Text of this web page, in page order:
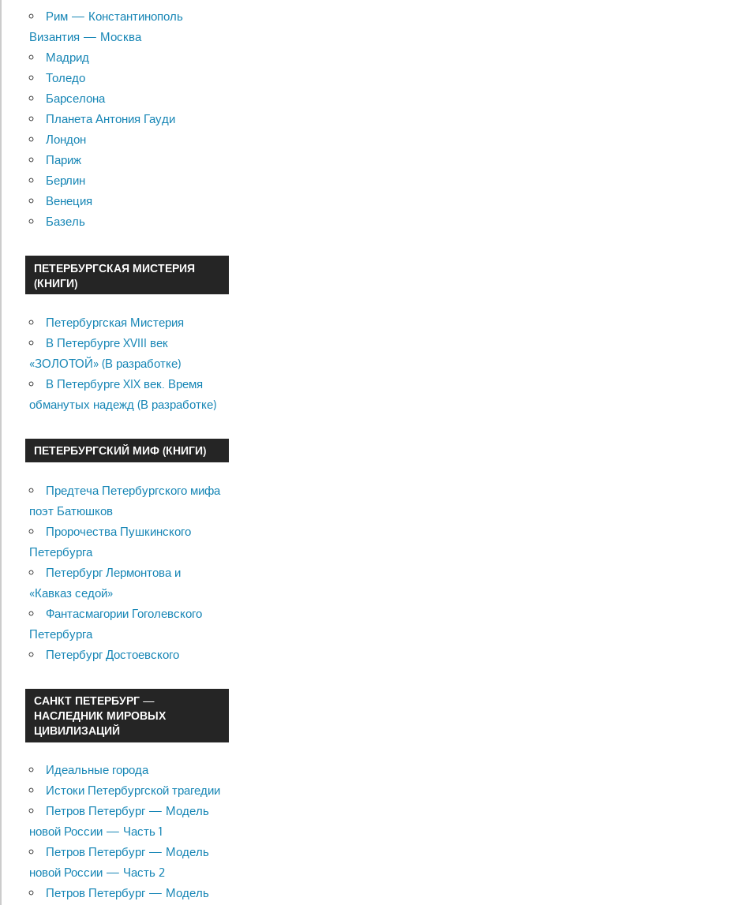
Рим — Константинополь
Византия — Москва
Мадрид
Толедо
Барселона
Планета Антония Гауди
Лондон
Париж
Берлин
Венеция
Базель
ПЕТЕРБУРГСКАЯ МИСТЕРИЯ
(КНИГИ)
Петербургская Мистерия
В Петербурге XVIII век
«ЗОЛОТОЙ» (В разработке)
В Петербурге XIX век. Время
обманутых надежд (В разработке)
ПЕТЕРБУРГСКИЙ МИФ (КНИГИ)
Предтеча Петербургского мифа
поэт Батюшков
Пророчества Пушкинского
Петербурга
Петербург Лермонтова и
«Кавказ седой»
Фантасмагории Гоголевского
Петербурга
Петербург Достоевского
САНКТ ПЕТЕРБУРГ —
НАСЛЕДНИК МИРОВЫХ
ЦИВИЛИЗАЦИЙ
Идеальные города
Истоки Петербургской трагедии
Петров Петербург — Модель
новой России — Часть 1
Петров Петербург — Модель
новой России — Часть 2
Петров Петербург — Модель